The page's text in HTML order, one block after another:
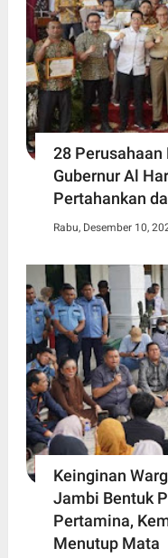
28 Perusahaan
Gubernur Al
Pertahankan
Rabu, Desember 10,
Keinginan
Jambi Bentuk
Pertamina,
Menutup Mata